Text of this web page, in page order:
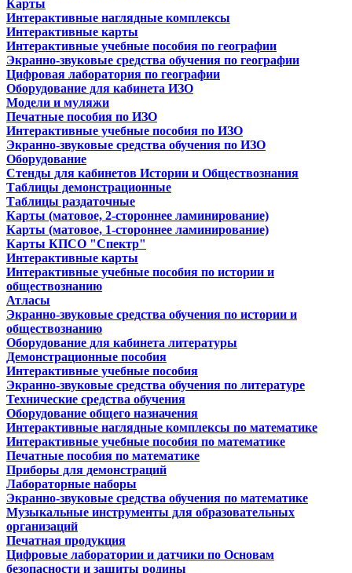
Карты
Интерактивные наглядные комплексы
Интерактивные карты
Интерактивные учебные пособия по географии
Экранно-звуковые средства обучения по географии
Цифровая лаборатория по географии
Оборудование для кабинета ИЗО
Модели и муляжи
Печатные пособия по ИЗО
Интерактивные учебные пособия по ИЗО
Экранно-звуковые средства обучения по ИЗО
Оборудование
Стенды для кабинетов Истории и Обществознания
Таблицы демонстрационные
Таблицы раздаточные
Карты (матовое, 2-стороннее ламинирование)
Карты (матовое, 1-стороннее ламинирование)
Карты КПСО "Спектр"
Интерактивные карты
Интерактивные учебные пособия по истории и
обществознанию
Атласы
Экранно-звуковые средства обучения по истории и
обществознанию
Оборудование для кабинета литературы
Демонстрационные пособия
Интерактивные учебные пособия
Экранно-звуковые средства обучения по литературе
Технические средства обучения
Оборудование общего назначения
Интерактивные наглядные комплексы по математике
Интерактивные учебные пособия по математике
Печатные пособия по математике
Приборы для демонстраций
Лабораторные наборы
Экранно-звуковые средства обучения по математике
Музыкальные инструменты для образовательных
организаций
Печатная продукция
Цифровые лаборатории и датчики по Основам
безопасности и защиты родины